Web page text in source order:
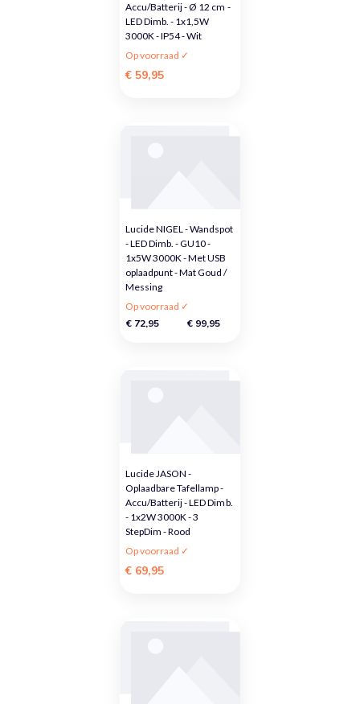
Accu/Batterij - Ø 12 cm -
LED Dimb. - 1x1,5W
3000K - IP54 - Wit
Op voorraad ✓
€ 59,95
Lucide NIGEL - Wandspot
- LED Dimb. - GU10 -
1x5W 3000K - Met USB
oplaadpunt - Mat Goud /
Messing
Op voorraad ✓
€ 72,95 € 99,95
Lucide JASON -
Oplaadbare Tafellamp -
Accu/Batterij - LED Dimb.
- 1x2W 3000K - 3
StepDim - Rood
Op voorraad ✓
€ 69,95